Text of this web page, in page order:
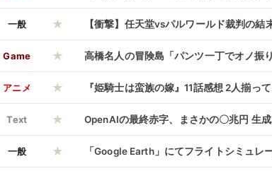
ｗｗｗｗｗｗｗｗｗｗｗｗ
一般 ★ 【衝撃】任天堂vsパルワールド裁判の結
ｗ
Game ★ 高橋名人の冒険島「パンツ一丁でオノ振
す」ぼく「えぇ…」
アニメ ★ 『姫騎士は蛮族の嫁』11話感想 2人揃っ
Text ★ OpenAIの最終赤字、まさかの〇兆円 生
一般 ★ 「Google Earth」にてフライトシミュレ